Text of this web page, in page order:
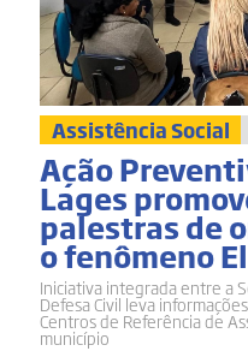
Assistência Social
Ação
Lages
palestras de
o fenômeno
Iniciativa integrada entre a
Defesa Civil leva
Centros de Referência de
município